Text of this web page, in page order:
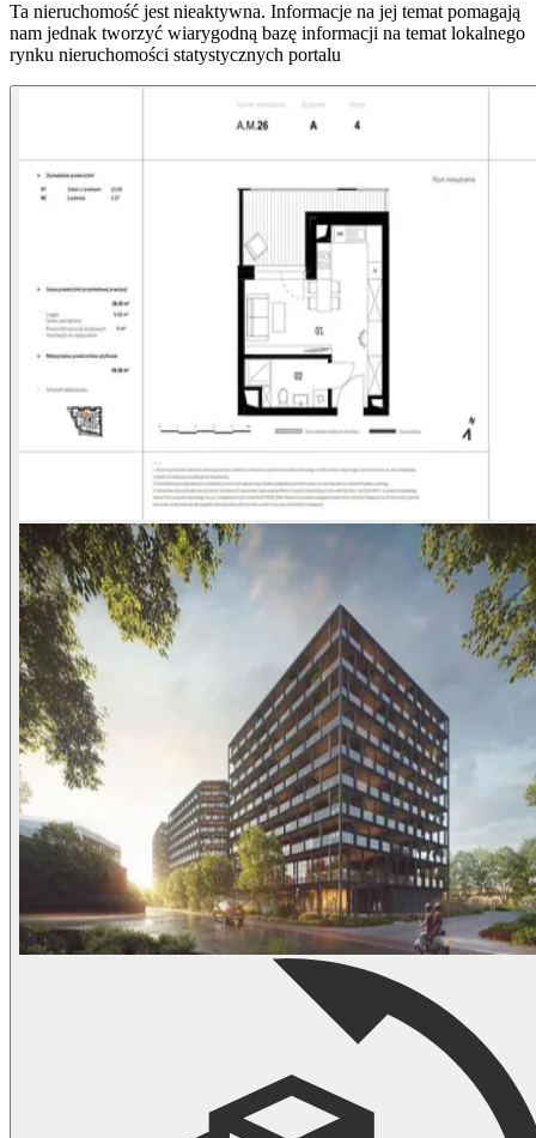
Ta nieruchomość jest nieaktywna. Informacje na jej temat pomagają
nam jednak tworzyć wiarygodną bazę informacji na temat lokalnego
rynku nieruchomości statystycznych portalu